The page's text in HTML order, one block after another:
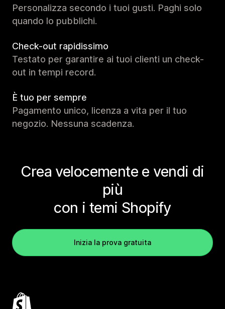
Personalizza secondo i tuoi gusti. Paghi solo
quando lo pubblichi.
Check-out rapidissimo
Testato per garantire ai tuoi clienti un check-
out in tempi record.
È tuo per sempre
Pagamento unico, licenza a vita per il tuo
negozio. Nessuna scadenza.
Crea velocemente e vendi di
più
con i temi Shopify
Inizia la prova gratuita